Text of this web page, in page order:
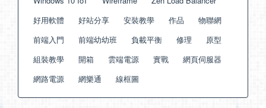
好用軟體
好站分享 安裝教學 作品
物聯網
前端入門
前端幼幼班 負載平衡 修理
原型
組裝教學
開箱 雲端電源 實戰
網頁伺服器
網路電源
網樂通 線框圖